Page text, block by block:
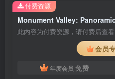
此内容为付费资源，请付费后查看
会员
年度会员 免费
付费资源